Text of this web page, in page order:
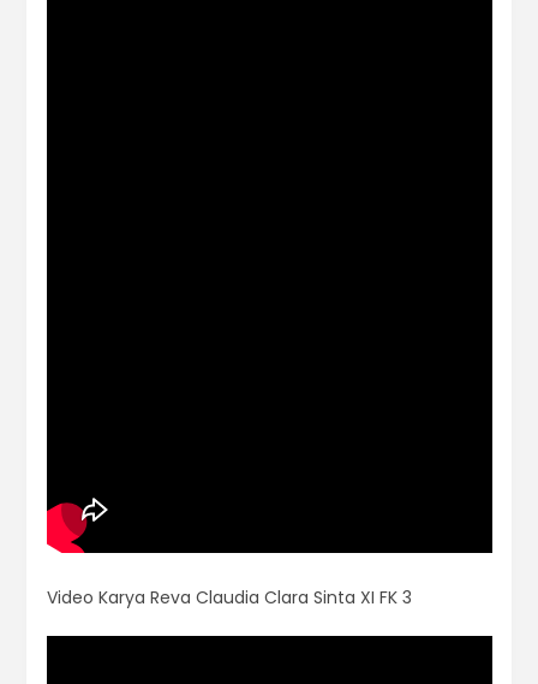
Video Karya Reva Claudia Clara Sinta XI FK 3